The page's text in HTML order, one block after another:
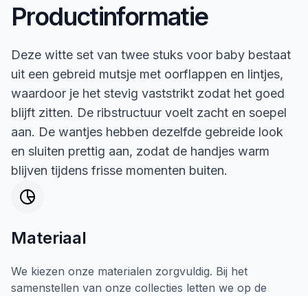
Productinformatie
Deze witte set van twee stuks voor baby bestaat
uit een gebreid mutsje met oorflappen en lintjes,
waardoor je het stevig vaststrikt zodat het goed
blijft zitten. De ribstructuur voelt zacht en soepel
aan. De wantjes hebben dezelfde gebreide look
en sluiten prettig aan, zodat de handjes warm
blijven tijdens frisse momenten buiten.
Materiaal
We kiezen onze materialen zorgvuldig. Bij het
samenstellen van onze collecties letten we op de